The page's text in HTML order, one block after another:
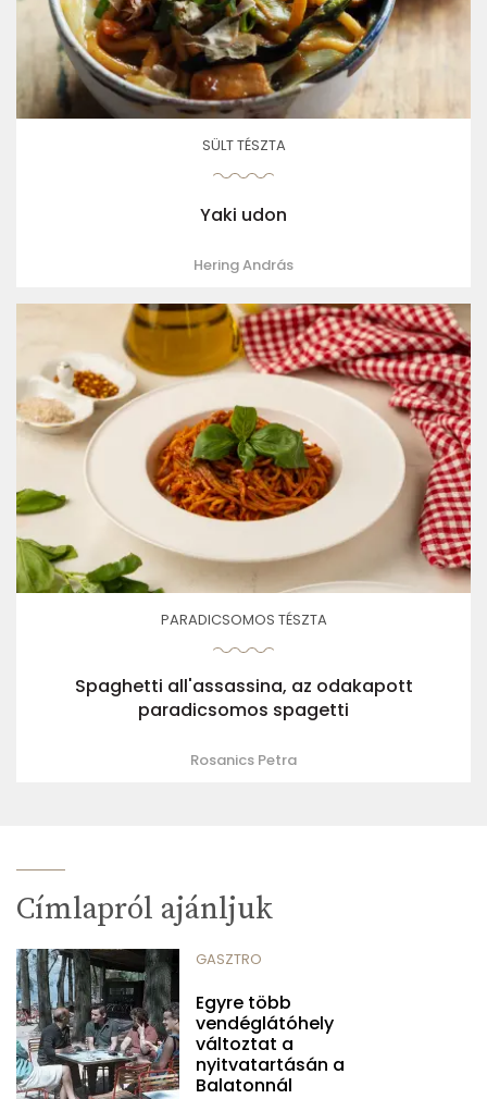
SÜLT TÉSZTA
Yaki udon
Hering András
PARADICSOMOS TÉSZTA
Spaghetti all'assassina, az odakapott
paradicsomos spagetti
Rosanics Petra
Címlapról ajánljuk
GASZTRO
Egyre több
vendéglátóhely
változtat a
nyitvatartásán a
Balatonnál